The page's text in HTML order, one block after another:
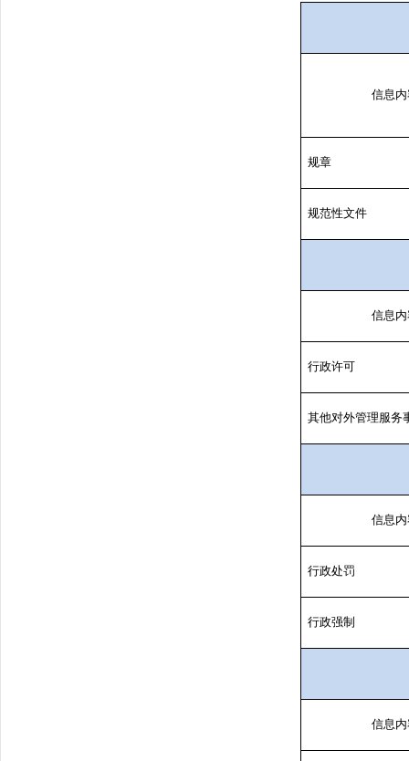
信息内
规章
规范性文件
信息内
行政许可
其他对外管理服务
信息内
行政处罚
行政强制
信息内